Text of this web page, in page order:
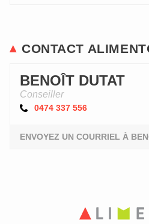
CONTACT
BENOÎT DUTAT
Conseiller
0474 337 556
ENVOYEZ UN COURRIEL À